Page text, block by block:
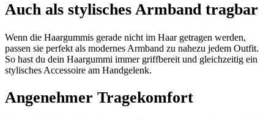
Auch als stylisches Armband tragbar
Wenn die Haargummis gerade nicht im Haar getragen werden,
passen sie perfekt als modernes Armband zu nahezu jedem Outfit.
So hast du dein Haargummi immer griffbereit und gleichzeitig ein
stylisches Accessoire am Handgelenk.
Angenehmer Tragekomfort